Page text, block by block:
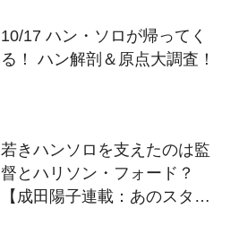
10/17 ハン・ソロが帰ってく
る！ ハン解剖＆原点大調査！
若きハンソロを支えたのは監
督とハリソン・フォード？
【成田陽子連載：あのスター